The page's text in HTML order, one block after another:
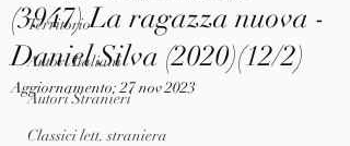
Territorio
Autori Italiani
Autori Stranieri
Classici lett. straniera
(3947) La ragazza nuova -
Daniel Silva (2020)(12/2)
Aggiornamento:27 nov 2023